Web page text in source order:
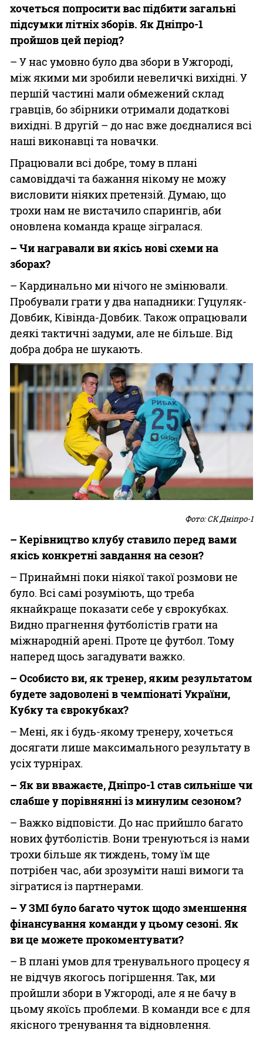
хочеться попросити вас підбити загальні
підсумки літніх зборів. Як Дніпро-1
пройшов цей період?
– У нас умовно було два збори в Ужгороді,
між якими ми зробили невеличкі вихідні. У
першій частині мали обмежений склад
гравців, бо збірники отримали додаткові
вихідні. В другій – до нас вже доєдналися всі
наші виконавці та новачки.
Працювали всі добре, тому в плані
самовіддачі та бажання нікому не можу
висловити ніяких претензій. Думаю, що
трохи нам не вистачило спарингів, аби
оновлена команда краще зігралася.
– Чи награвали ви якісь нові схеми на
зборах?
– Кардинально ми нічого не змінювали.
Пробували грати у два нападники: Гуцуляк-
Довбик, Ківінда-Довбик. Також опрацювали
деякі тактичні задуми, але не більше. Від
добра добра не шукають.
Фото: СК Дніпро-1
– Керівництво клубу ставило перед вами
якісь конкретні завдання на сезон?
– Принаймні поки ніякої такої розмови не
було. Всі самі розуміють, що треба
якнайкраще показати себе у єврокубках.
Видно прагнення футболістів грати на
міжнародній арені. Проте це футбол. Тому
наперед щось загадувати важко.
– Особисто ви, як тренер, яким результатом
будете задоволені в чемпіонаті України,
Кубку та єврокубках?
– Мені, як і будь-якому тренеру, хочеться
досягати лише максимального результату в
усіх турнірах.
– Як ви вважаєте, Дніпро-1 став сильніше чи
слабше у порівнянні із минулим сезоном?
– Важко відповісти. До нас прийшло багато
нових футболістів. Вони тренуються із нами
трохи більше як тиждень, тому їм ще
потрібен час, аби зрозуміти наші вимоги та
зігратися із партнерами.
– У ЗМІ було багато чуток щодо зменшення
фінансування команди у цьому сезоні. Як
ви це можете прокоментувати?
– В плані умов для тренувального процесу я
не відчув якогось погіршення. Так, ми
пройшли збори в Ужгороді, але я не бачу в
цьому якоїсь проблеми. В команди все є для
якісного тренування та відновлення.